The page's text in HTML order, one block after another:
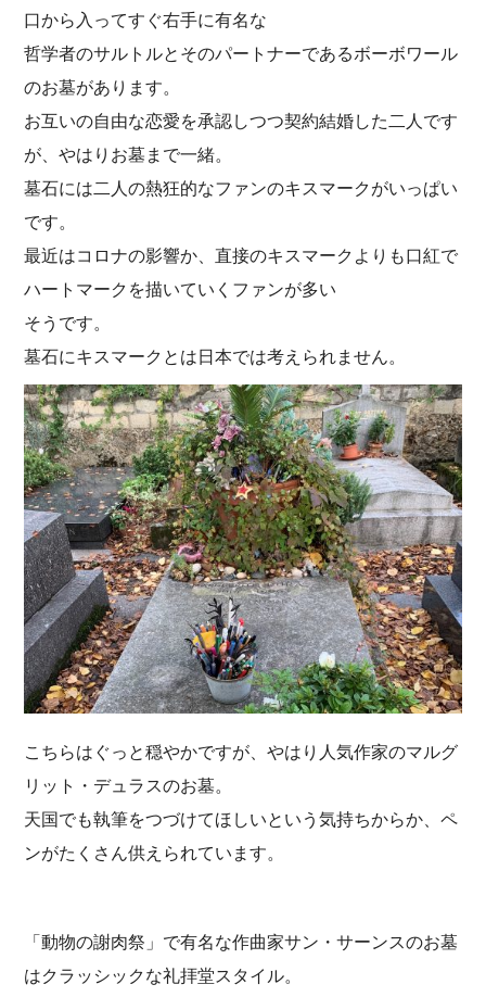
口から入ってすぐ右手に有名な
哲学者のサルトルとそのパートナーであるボーボワール
のお墓があります。
お互いの自由な恋愛を承認しつつ契約結婚した二人です
が、やはりお墓まで一緒。
墓石には二人の熱狂的なファンのキスマークがいっぱい
です。
最近はコロナの影響か、直接のキスマークよりも口紅で
ハートマークを描いていくファンが多い
そうです。
墓石にキスマークとは日本では考えられません。
こちらはぐっと穏やかですが、やはり人気作家のマルグ
リット・デュラスのお墓。
天国でも執筆をつづけてほしいという気持ちからか、ペ
ンがたくさん供えられています。
「動物の謝肉祭」で有名な作曲家サン・サーンスのお墓
はクラッシックな礼拝堂スタイル。